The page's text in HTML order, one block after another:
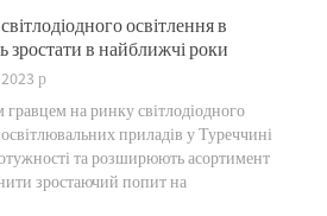
освітлення в
зростати в найближчі роки
р
на ринку світлодіодного
приладів у Туреччині
та розширюють асортимент
зростаючий попит на